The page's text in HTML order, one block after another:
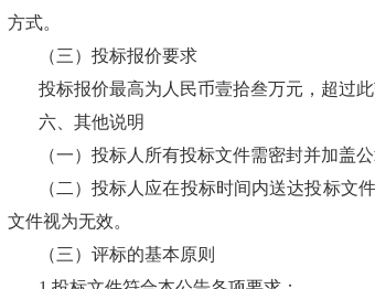
方式。
（三）投标报价要求
投标报价最高为人民币壹拾叁万元，超过此
六、其他说明
（一）投标人所有投标文件需密封并加盖公
（二）投标人应在投标时间内送达投标文
文件视为无效。
（三）评标的基本原则